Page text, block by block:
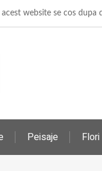
website se cos dupa
Peisaje Flori